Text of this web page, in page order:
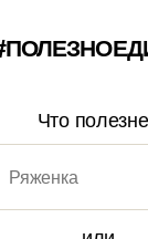
Что